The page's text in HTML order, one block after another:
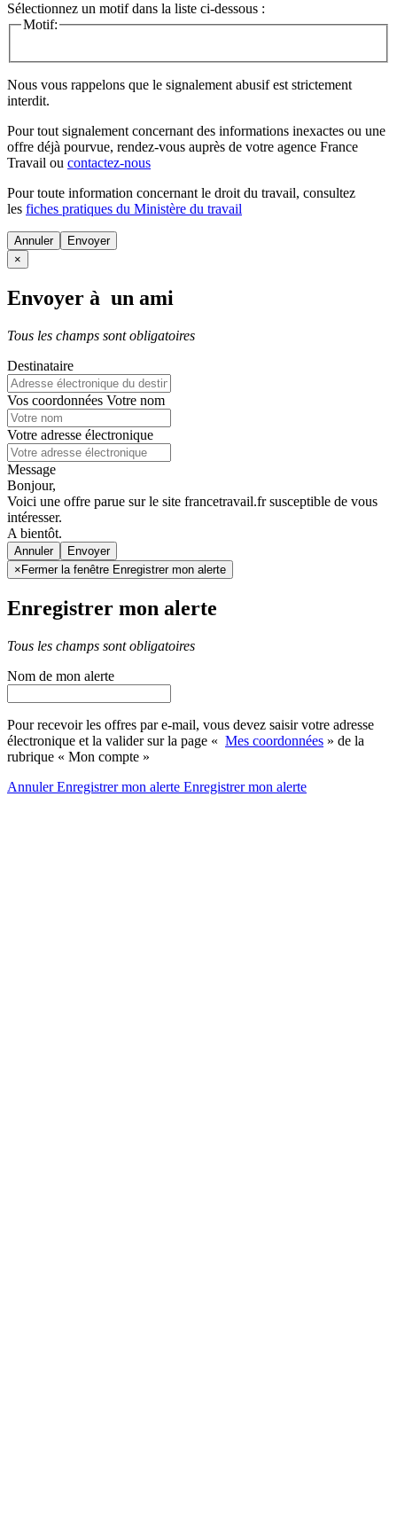
Sélectionnez un motif dans la liste ci-dessous :
Motif:
Nous vous rappelons que le signalement abusif est strictement
interdit.
Pour tout signalement concernant des informations inexactes ou une
offre déjà pourvue, rendez-vous auprès de votre agence France
Travail ou contactez-nous
Pour toute information concernant le droit du travail, consultez
les fiches pratiques du Ministère du travail
Annuler
×
Envoyer à un ami
Tous les champs sont obligatoires
Destinataire
Vos coordonnées Votre nom
Votre adresse électronique
Message
Bonjour,
Voici une offre parue sur le site francetravail.fr susceptible de vous
intéresser.
A bientôt.
Annuler
× Fermer la fenêtre Enregistrer mon alerte
Enregistrer mon alerte
Tous les champs sont obligatoires
Nom de mon alerte
Pour recevoir les offres par e-mail, vous devez saisir votre adresse
électronique et la valider sur la page « Mes coordonnées » de la
rubrique « Mon compte »
AnnulerEnregistrer mon alerte Enregistrermon alerte